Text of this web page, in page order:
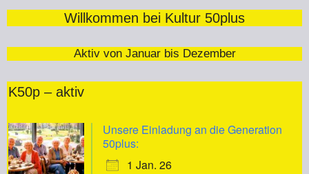
Willkommen bei Kultur 50plus
Aktiv von Januar bis Dezember
K50p – aktiv
Unsere Einladung an die Generation
50plus:
1 Jan. 26